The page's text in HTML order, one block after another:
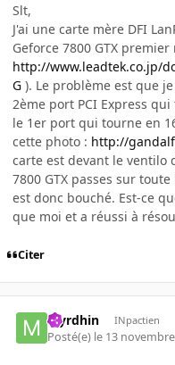
Slt,
J'ai une carte mère DFI
Geforce 7800 GTX
http://www.leadtek.co.jp/
G ). Le problème est que
2ème port PCI Express
le 1er port qui tourne en
cette photo : http://
carte est devant le ventilo
7800 GTX passes sur
est donc bouché. Est-ce
que moi et a réussi à
Citer
Myrdhin INpactien
Posté(e) le 13